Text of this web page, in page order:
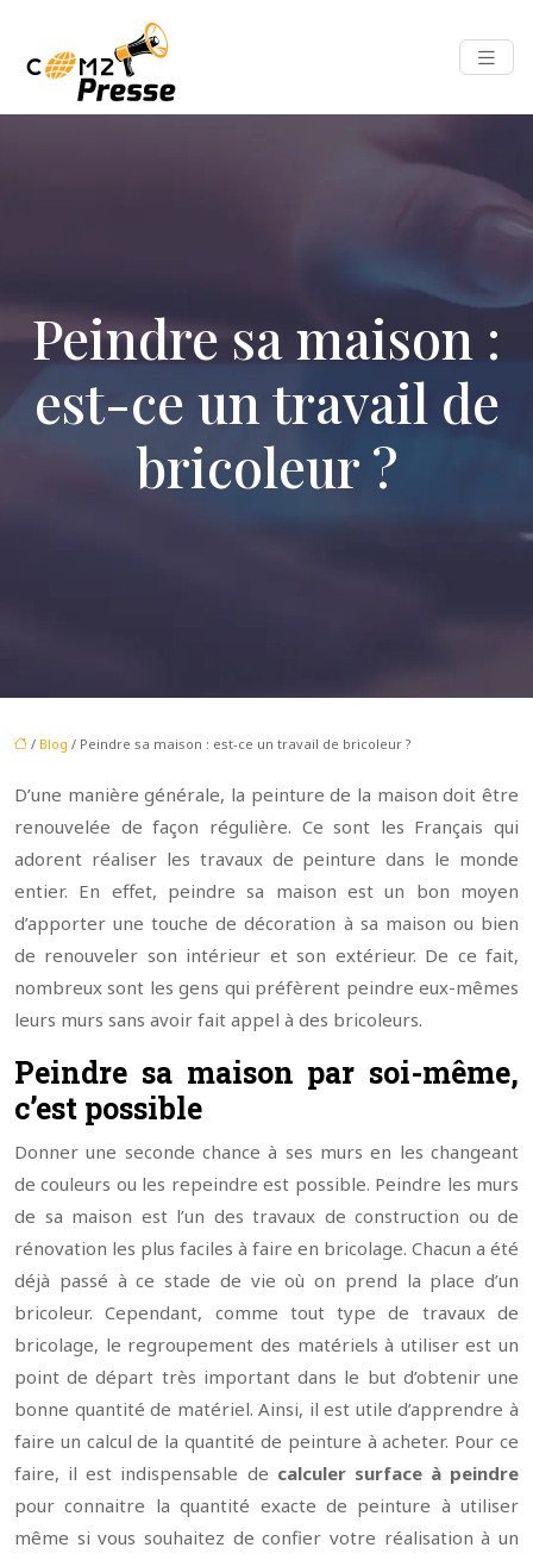
Peindre sa maison :
est-ce un travail de
bricoleur ?
/ Blog / Peindre sa maison : est-ce un travail de bricoleur ?
D’une manière générale, la peinture de la maison doit être
renouvelée de façon régulière. Ce sont les Français qui
adorent réaliser les travaux de peinture dans le monde
entier. En effet, peindre sa maison est un bon moyen
d’apporter une touche de décoration à sa maison ou bien
de renouveler son intérieur et son extérieur. De ce fait,
nombreux sont les gens qui préfèrent peindre eux-mêmes
leurs murs sans avoir fait appel à des bricoleurs.
Peindre sa maison par soi-même,
c’est possible
Donner une seconde chance à ses murs en les changeant
de couleurs ou les repeindre est possible. Peindre les murs
de sa maison est l’un des travaux de construction ou de
rénovation les plus faciles à faire en bricolage. Chacun a été
déjà passé à ce stade de vie où on prend la place d’un
bricoleur. Cependant, comme tout type de travaux de
bricolage, le regroupement des matériels à utiliser est un
point de départ très important dans le but d’obtenir une
bonne quantité de matériel. Ainsi, il est utile d’apprendre à
faire un calcul de la quantité de peinture à acheter. Pour ce
faire, il est indispensable de calculer surface à peindre
pour connaitre la quantité exacte de peinture à utiliser
même si vous souhaitez de confier votre réalisation à un